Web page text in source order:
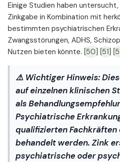
Einige Studien haben
Zinkgabe in Kombination mit
bestimmten psychiatrischen
Zwangsstörungen, ADHS,
Nutzen bieten könnte. [50] [51]
⚠️ Wichtiger Hinweis:
auf einzelnen klinischen
als
Psychiatrische
qualifizierten
behandelt werden. Zink
psychiatrische oder